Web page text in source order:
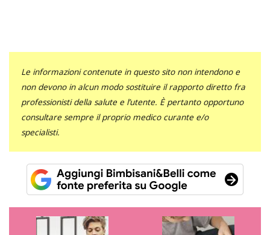
Le informazioni contenute in questo sito non intendono e
non devono in alcun modo sostituire il rapporto diretto fra
professionisti della salute e l’utente. È pertanto opportuno
consultare sempre il proprio medico curante e/o
specialisti.